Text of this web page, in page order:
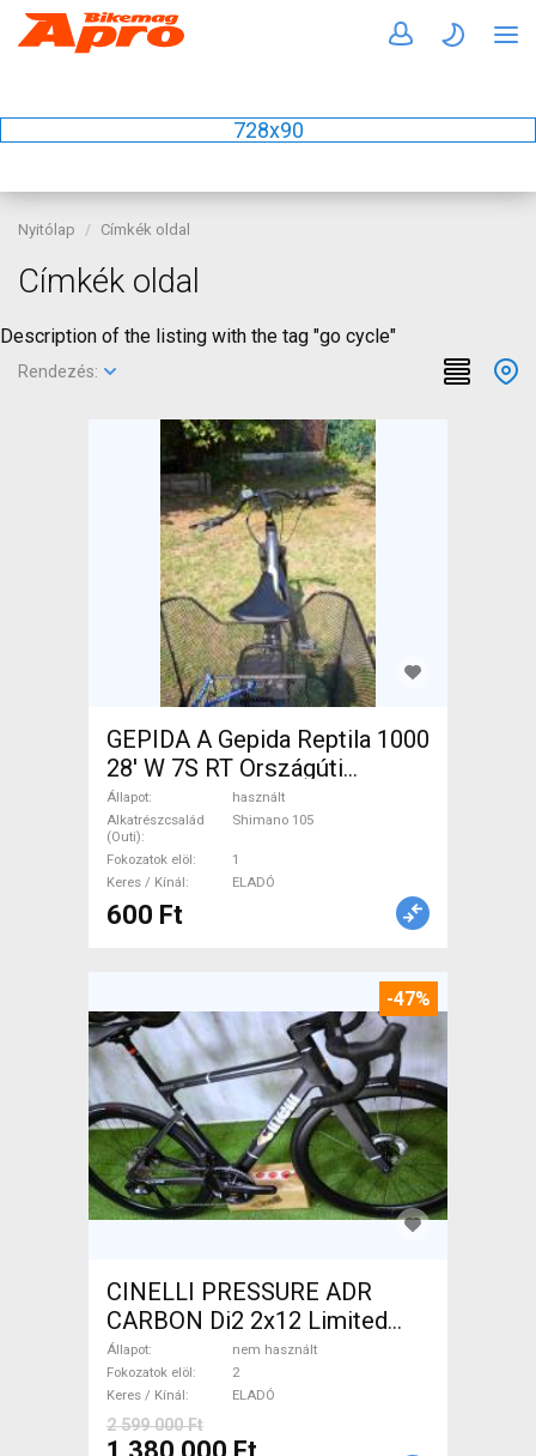
728x90
Nyitólap Címkék oldal
Címkék oldal
Description of the listing with the tag "go cycle"
Rendezés:
GEPIDA A Gepida Reptila 1000
28' W 7S RT Országúti
Shimano 105 használt ELADÓ
Állapot
használt
Alkatrészcsalád
(Outi)
Shimano 105
Fokozatok elöl
1
Keres / Kínál
ELADÓ
600 Ft
-47%
CINELLI PRESSURE ADR
CARBON Di2 2x12 Limited
1of50 0km ÚJ! Országúti
tárcsafék nem használt
ELADÓ
Állapot
nem használt
Fokozatok elöl
2
Keres / Kínál
ELADÓ
2 599 000 Ft